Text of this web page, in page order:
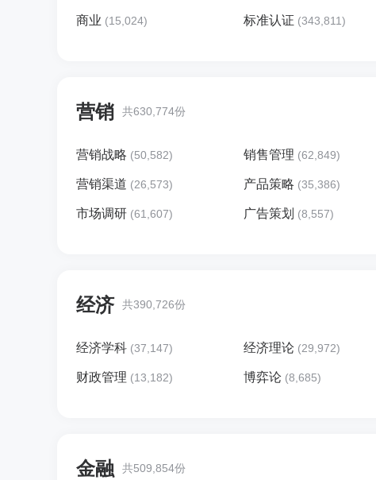
商业 (15,024) 标准认证 (343,811)
营销 共630,774份
营销战略 (50,582) 销售管理 (62,849)
营销渠道 (26,573) 产品策略 (35,386)
市场调研 (61,607) 广告策划 (8,557)
经济 共390,726份
经济学科 (37,147) 经济理论 (29,972)
财政管理 (13,182) 博弈论 (8,685)
金融 共509,854份